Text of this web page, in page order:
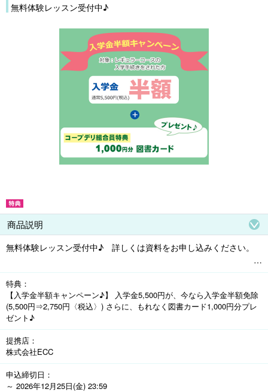
無料体験レッスン受付中♪
商品説明
無料体験レッスン受付中♪　詳しくは資料をお申し込みください。
<ご利用方法>
①お申し込み後、資料(コープデリ紹介申込書付)をお届けします。※
ECCジュニアから資料到着確認のお電話があります。
②最寄りのECCジュニア教室へ無料体験レッスンをお申し込みくだ
さい。
③入学を決めたら、ECCジュニア教室へコープデリ紹介申込書・入
学金・初月分月謝をご持参ください。
④入学後にコープデリサービスより特典(図書カード)をお送りしま
す。
特典
【入学金半額キャンペーン♪】 入学金5,500円が、今なら入学金半額免除
(5,500円⇒2,750円〈税込〉) さらに、もれなく図書カード1,000円分プレ
ゼント♪
提携店
株式会社ECC
申込締切日
～ 2026年12月25日(金) 23:59